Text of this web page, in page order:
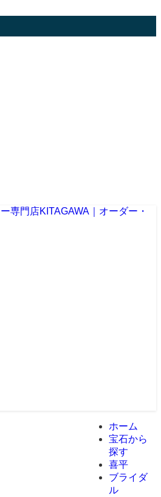
ホーム
宝石から
探す
喜平
ブライダ
ル